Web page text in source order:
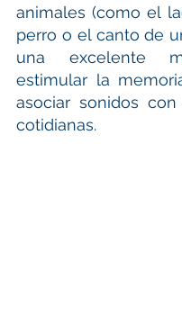
animales (como el
perro o el canto de
una excelente
estimular la
asociar sonidos con
cotidianas.